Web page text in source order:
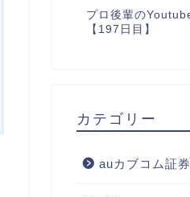
プロ後輩の
【197日目】
カテゴリー
auカブコム証券